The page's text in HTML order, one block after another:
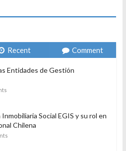
Recent Comment
Entidades de Gestión
Social EGIS y su rol en
Chilena